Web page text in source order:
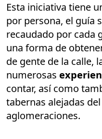
Esta iniciativa tiene
por persona, el guía
recaudado por cada
una forma de
de gente de la calle,
numerosas
contar, así como
tabernas alejadas del
aglomeraciones.